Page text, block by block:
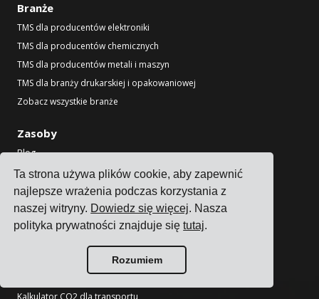
Ta strona używa plików cookie, aby zapewnić
najlepsze wrażenia podczas korzystania z
naszej witryny. Dowiedz się więcej. Nasza
polityka prywatności znajduje siętutaj.
Rozumiem
Branże
TMS dla producentów elektroniki
TMS dla producentów chemicznych
TMS dla producentów metali i maszyn
TMS dla branży drukarskiej i opakowaniowej
Zobacz wszystkie branże
Zasoby
Blog
Referencje
Integracje przewoźników
Integracje ERP
Partnerzy
Informacje dla przewoźników